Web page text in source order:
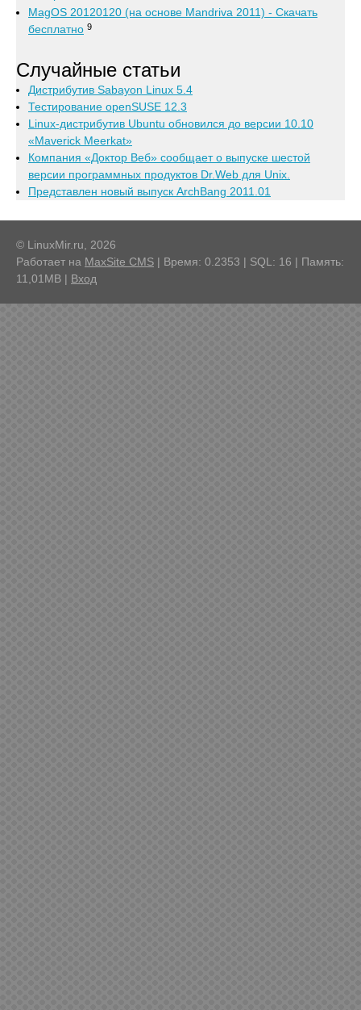
MagOS 20120120 (на основе Mandriva 2011) - Скачать
бесплатно 9
Случайные статьи
Дистрибутив Sabayon Linux 5.4
Тестирование openSUSE 12.3
Linux-дистрибутив Ubuntu обновился до версии 10.10
«Maverick Meerkat»
Компания «Доктор Веб» сообщает о выпуске шестой
версии программных продуктов Dr.Web для Unix.
Представлен новый выпуск ArchBang 2011.01
© LinuxMir.ru, 2026
Работает на MaxSite CMS | Время: 0.2353 | SQL: 16 | Память:
11,01MB | Вход